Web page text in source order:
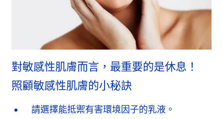
對敏感性肌膚而言，最重要的是休息！
照顧敏感性肌膚的小秘訣
請選擇能抵禦有害環境因子的乳液。